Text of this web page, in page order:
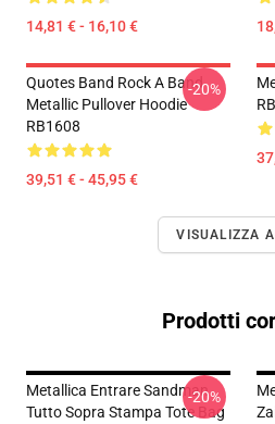
14,81 € - 16,10 €
Quotes Band Rock A Band
Metallic Pullover Hoodie
RB1608
39,51 € - 45,95 €
-20%
VISUALIZZA
Prodotti
Metallica Entrare Sandman
Tutto Sopra Stampa Tote Bag
-20%